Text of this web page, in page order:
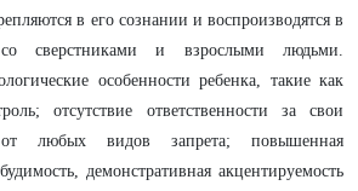
в его сознании и воспроизводятся в
сверстниками и взрослыми людьми.
особенности ребенка, такие как
отсутствие ответственности за свои
любых видов запрета; повышенная
демонстративная акцентируемость